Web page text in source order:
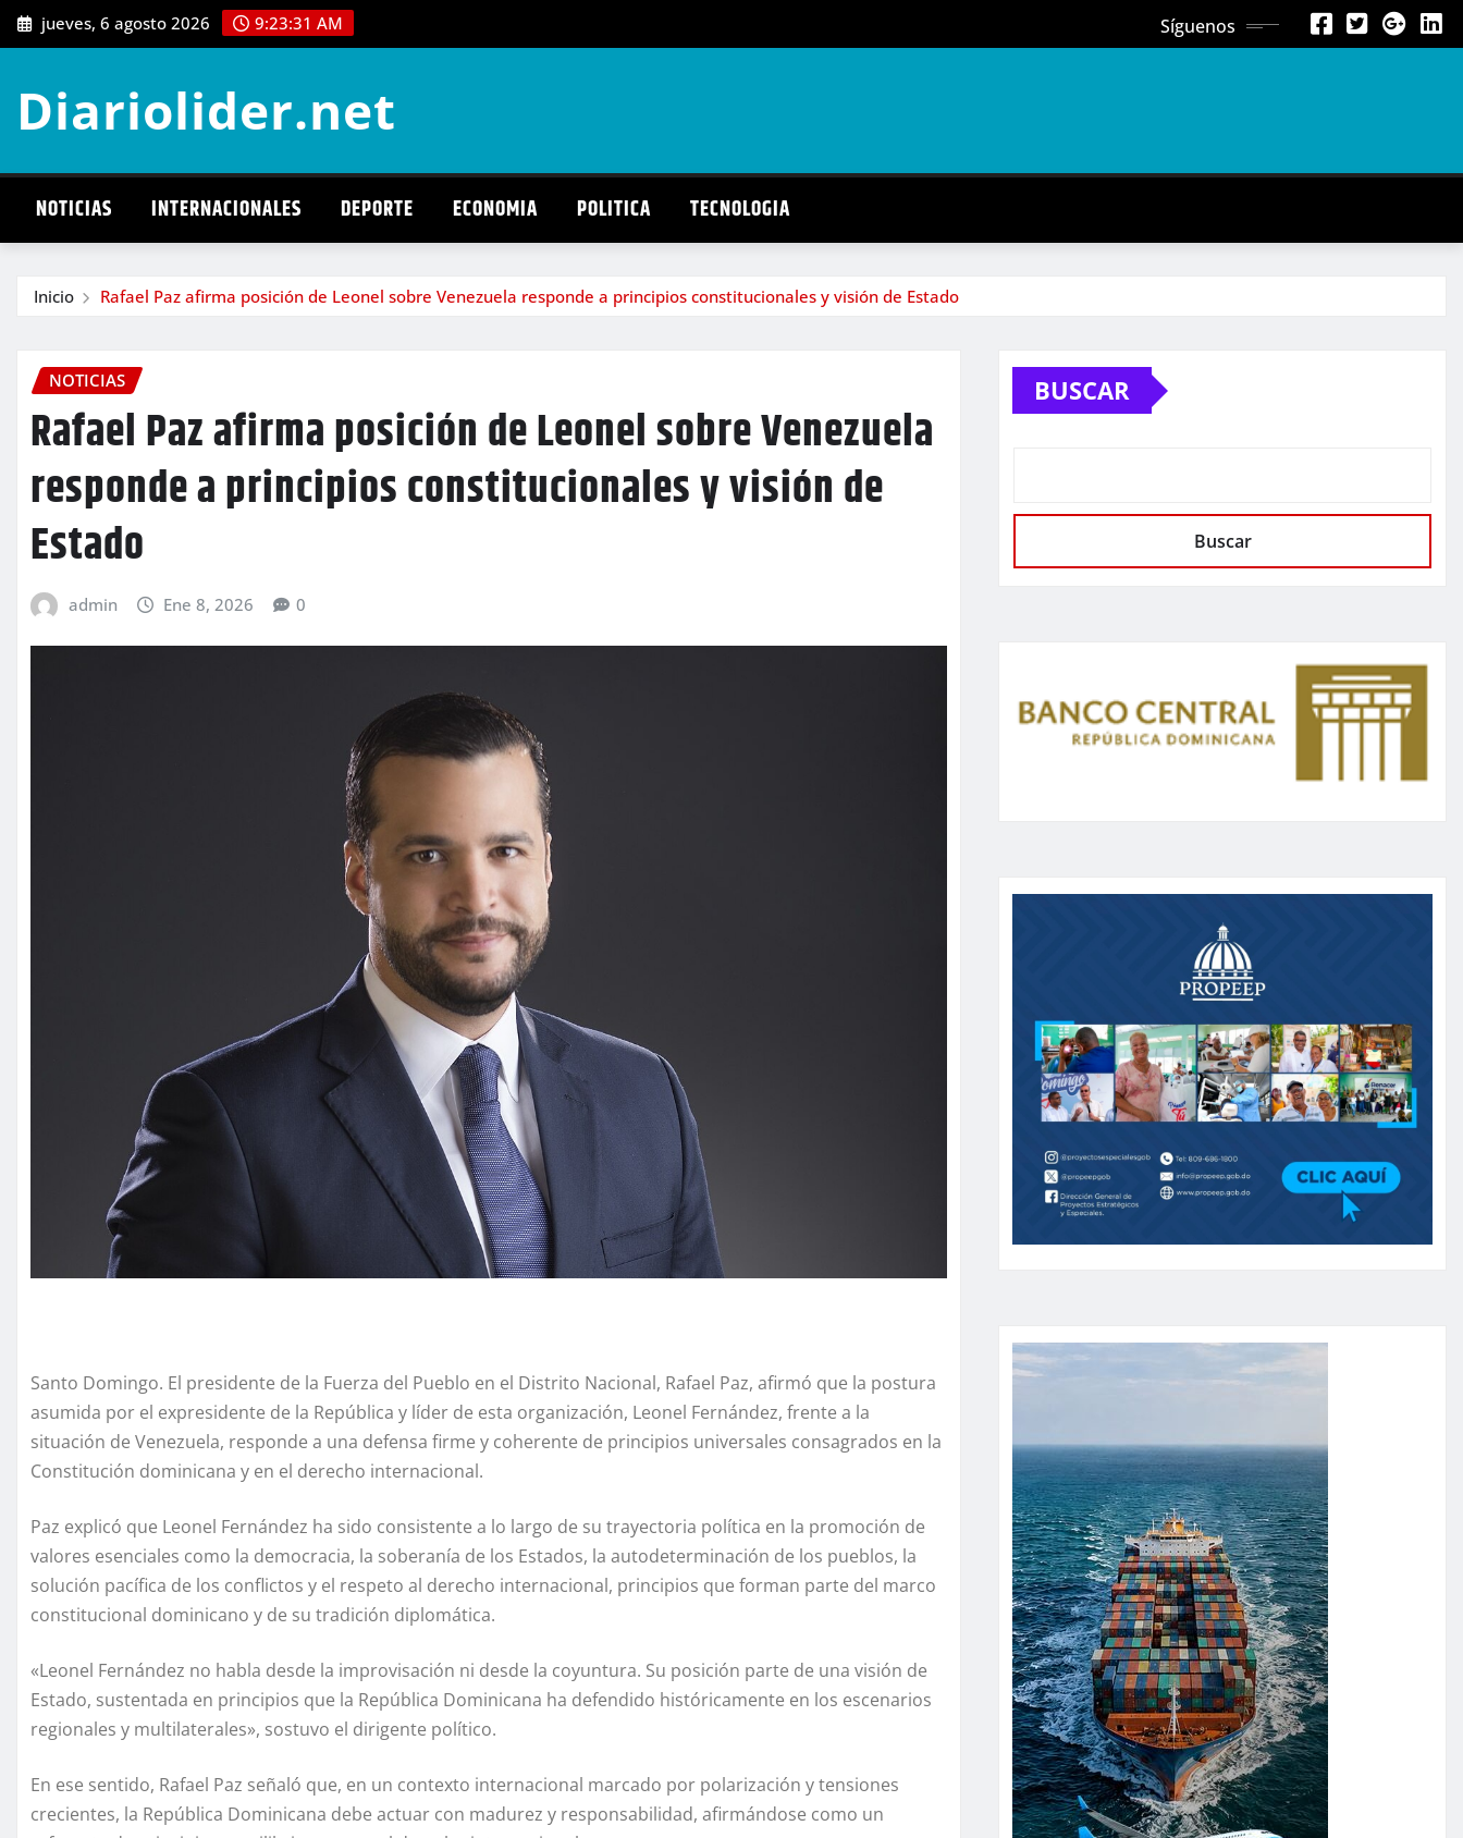
Saltar
al
jueves, 6 agosto 2026 9:23:32 AM Síguenos
Diariolider.net
NOTICIAS INTERNACIONALES DEPORTE ECONOMIA POLITICA TECNOLOGIA
Inicio Rafael Paz afirma posición de Leonel sobre Venezuela responde a principios constitucionales y visión de Estado
NOTICIAS
Rafael Paz afirma posición de Leonel sobre Venezuela
responde a principios constitucionales y visión de
Estado
admin Ene 8, 2026 0
Santo Domingo. El presidente de la Fuerza del Pueblo en el Distrito Nacional, Rafael Paz, afirmó que la postura
asumida por el expresidente de la República y líder de esta organización, Leonel Fernández, frente a la
situación de Venezuela, responde a una defensa firme y coherente de principios universales consagrados en la
Constitución dominicana y en el derecho internacional.
Paz explicó que Leonel Fernández ha sido consistente a lo largo de su trayectoria política en la promoción de
valores esenciales como la democracia, la soberanía de los Estados, la autodeterminación de los pueblos, la
solución pacífica de los conflictos y el respeto al derecho internacional, principios que forman parte del marco
constitucional dominicano y de su tradición diplomática.
«Leonel Fernández no habla desde la improvisación ni desde la coyuntura. Su posición parte de una visión de
Estado, sustentada en principios que la República Dominicana ha defendido históricamente en los escenarios
regionales y multilaterales», sostuvo el dirigente político.
En ese sentido, Rafael Paz señaló que, en un contexto internacional marcado por polarización y tensiones
crecientes, la República Dominicana debe actuar con madurez y responsabilidad, afirmándose como un
BUSCAR
Buscar